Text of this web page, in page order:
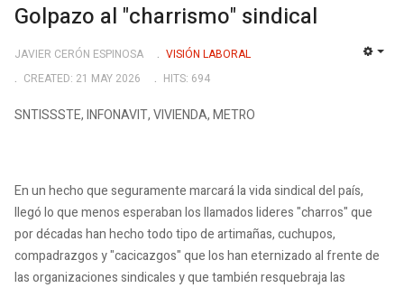
Golpazo al "charrismo" sindical
JAVIER CERÓN ESPINOSA
VISIÓN LABORAL
CREATED: 21 MAY 2026
HITS: 694
SNTISSSTE, INFONAVIT, VIVIENDA, METRO
En un hecho que seguramente marcará la vida sindical del país,
llegó lo que menos esperaban los llamados lideres "charros" que
por décadas han hecho todo tipo de artimañas, cuchupos,
compadrazgos y "cacicazgos" que los han eternizado al frente de
las organizaciones sindicales y que también resquebraja las